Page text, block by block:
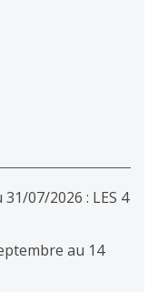
07/2026 : LES 4
au 14